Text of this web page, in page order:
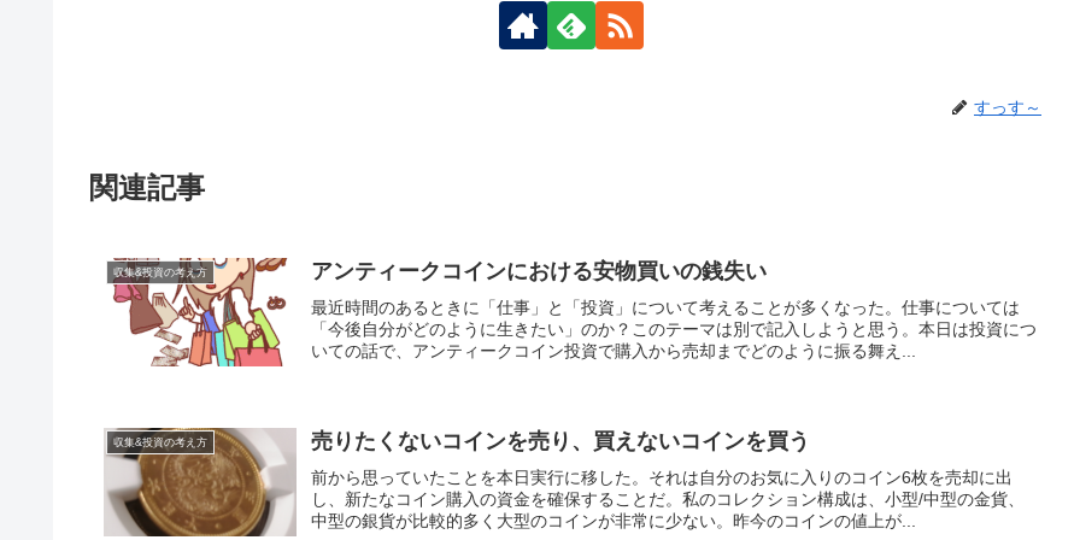
すっす～
関連記事
収集&投資の考え方 アンティークコインにおける安物買いの銭失い
最近時間のあるときに「仕事」と「投資」について考えることが多くなった。仕事については
「今後自分がどのように生きたい」のか？このテーマは別で記入しようと思う。本日は投資につ
いての話で、アンティークコイン投資で購入から売却までどのように振る舞え...
収集&投資の考え方 売りたくないコインを売り、買えないコインを買う
前から思っていたことを本日実行に移した。それは自分のお気に入りのコイン6枚を売却に出
し、新たなコイン購入の資金を確保することだ。私のコレクション構成は、小型/中型の金貨、
中型の銀貨が比較的多く大型のコインが非常に少ない。昨今のコインの値上が...